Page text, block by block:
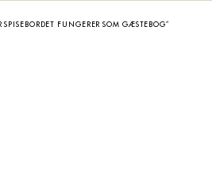
FUNGERER SOM GÆSTEBOG”